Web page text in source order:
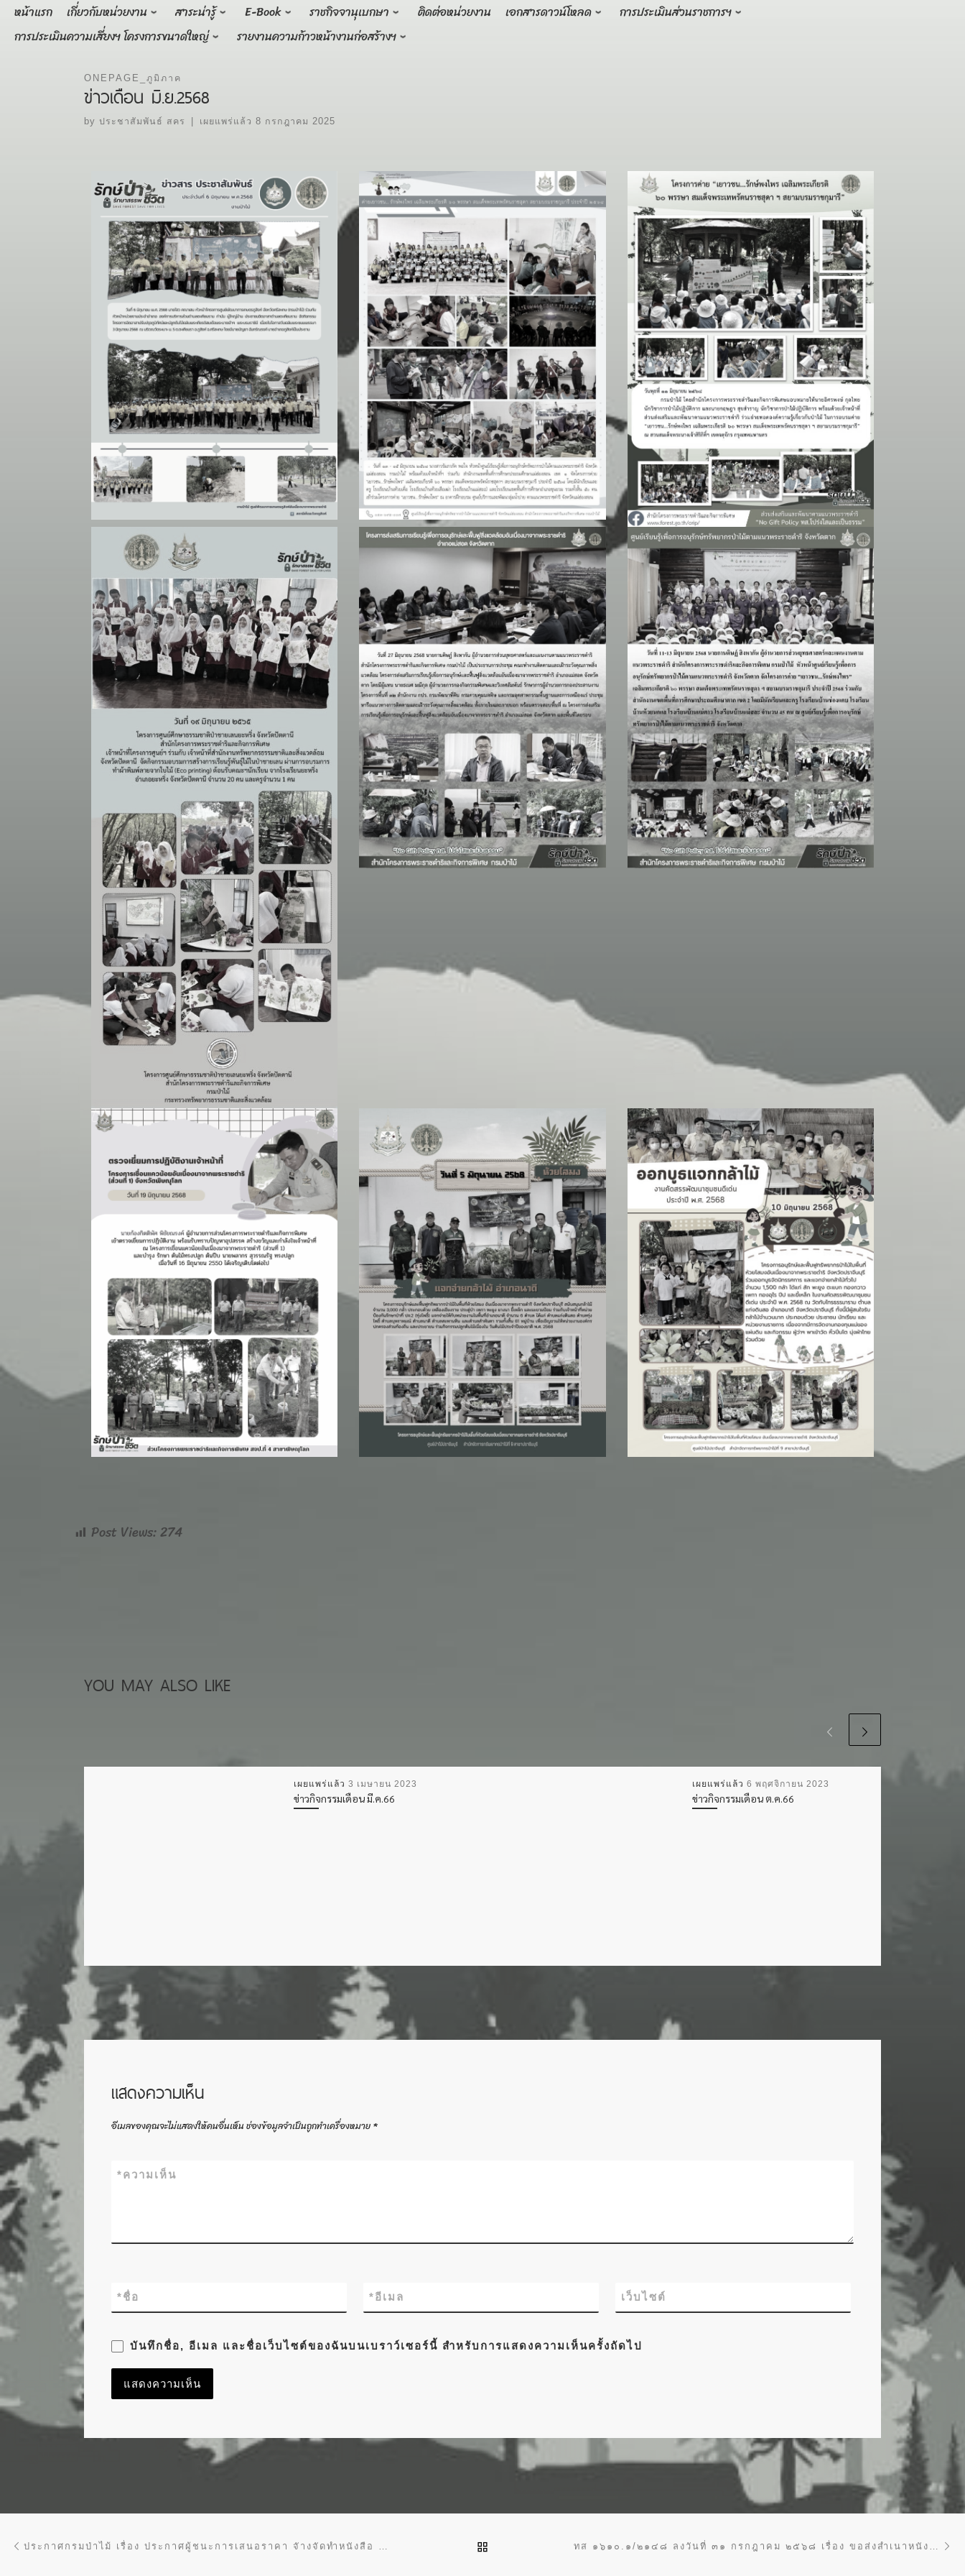
Skip
content
หน้าแรก เกี่ยวกับหน่วยงาน สาระน่ารู้ E-Book ราชกิจจานุเบกษา ติดต่อหน่วยงาน เอกสารดาวน์โหลด
การประเมินส่วนราชการฯ
การประเมินความเสี่ยงฯ โครงการขนาดใหญ่
รายงานความก้าวหน้างานก่อสร้างฯ
ONEPAGE_ภูมิภาค
ข่าวเดือน มิ.ย.2568
by ประชาสัมพันธ์ สคร เผยแพร่แล้ว 8 กรกฎาคม 2025
Post Views:274
YOU MAY ALSO LIKE
เผยแพร่แล้ว 3 เมษายน 2023
ข่าวกิจกรรมเดือน มี.ค.66
เผยแพร่แล้ว 6 พฤศจิกายน 2023
ข่าวกิจกรรมเดือน ต.ค.66
แสดงความเห็น
อีเมลของคุณจะไม่แสดงให้คนอื่นเห็นช่องข้อมูลจำเป็นถูกทำเครื่องหมาย*
ความเห็น
*
ชื่อ
* อีเมล
* เว็บไซต์
บันทึกชื่อ, อีเมล และชื่อเว็บไซต์ของฉันบนเบราว์เซอร์นี้ สำหรับการแสดงความเห็นครั้งถัดไป
การนำทางของเรื่อง BACK TO POST LIST